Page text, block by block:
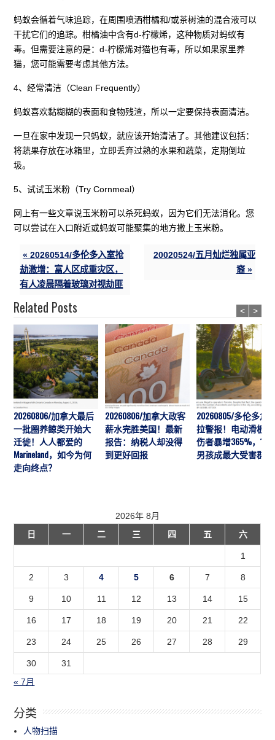
蚂蚁会循着气味追踪，在周围喷洒柑橘和/或茶树油的混合液可以
干扰它们的追踪。柑橘油中含有d-柠檬烯，这种物质对蚂蚁有
毒。但需要注意的是：d-柠檬烯对猫也有毒，所以如果家里养
猫，您可能需要考虑其他方法。
4、经常清洁（Clean Frequently）
蚂蚁喜欢黏糊糊的表面和食物残渣，所以一定要保持表面清洁。
一旦在家中发现一只蚂蚁，就应该开始清洁了。其他建议包括：
将蔬果存放在冰箱里，立即丢弃过熟的水果和蔬菜，定期倒垃
圾。
5、试试玉米粉（Try Cornmeal）
网上有一些文章说玉米粉可以杀死蚂蚁，因为它们无法消化。您
可以尝试在入口附近或蚂蚁可能聚集的地方撒上玉米粉。
« 20260514/多伦多入室抢
劫激增：富人区成重灾区，
有人凌晨隔着玻璃对视劫匪
20020524/五月灿烂独属亚
裔 »
Related Posts
20260806/加拿大最后
一批圈养鲸类开始大
迁徙！人人都爱的
Marineland，如今为何
走向终点？
20260806/加拿大政客
薪水完胜美国！最新
报告：纳税人却没得
到更好回报
20260805/多伦多急
拉警报！电动滑板车
伤者暴增365%，10
男孩成最大受害群体
< >
2026年 8月
日
一 二 三 四 五 六
1
2 3 4 5 6 7 8
9 10 11 12 13 14 15
16 17 18 19 20 21 22
23 24 25 26 27 28 29
30
31
« 7月
分类
人物扫描